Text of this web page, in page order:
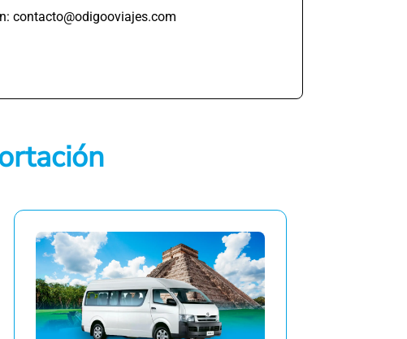
contacto@odigooviajes.com